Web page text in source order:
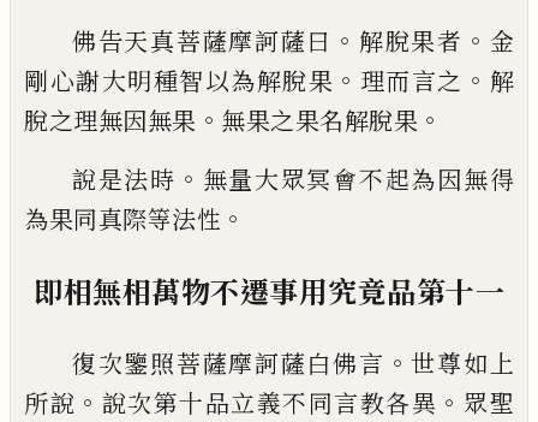
佛告天真菩薩摩訶薩曰 。 解脫果者 。 金
剛心謝大明種智以為解脫果 。 理而言之 。 解
脫之理無因無果 。 無果之果名解脫果 。
說是法時 。 無量大眾冥會不起為因無得
為果同真際等法性 。
即相無相萬物不遷事用究竟品第十一
復次鑒照菩薩摩訶薩白佛言 。 世尊如上
所說 。 說次第十品立義不同言教各異 。 眾聖